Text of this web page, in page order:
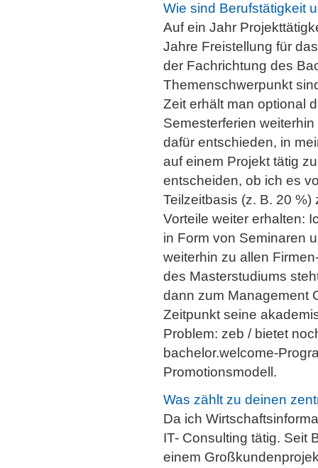
Wie sind Berufstätigkeit
Auf ein Jahr
Jahre Freistellung für
der Fachrichtung des
Themenschwerpunkt
Zeit erhält man optional
Semesterferien
dafür entschieden, in
auf einem Projekt tätig
entscheiden, ob ich es
Teilzeitbasis (z. B. 20
Vorteile weiter erhalten:
in Form von Seminaren
weiterhin zu allen
des Masterstudiums
dann zum Management
Zeitpunkt seine
Problem: zeb / bietet
bachelor.welcome-
Promotionsmodell.
Was zählt zu deinen
Da ich
IT- Consulting tätig. Seit
einem